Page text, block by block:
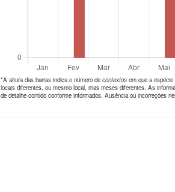
*A altura das barras indica o número de contextos em que a
locais diferentes, ou mesmo local, mas meses diferentes. As
de detalhe contido conforme informados. Ausência ou incorreções